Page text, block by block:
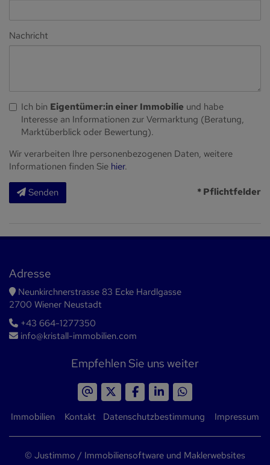
Nachricht
Ich bin Eigentümer:in einer Immobilie und habe
Interesse an Informationen zur Vermarktung (Beratung,
Marktüberblick oder Bewertung).
Wir verarbeiten Ihre personenbezogenen Daten, weitere
Informationen finden Sie hier.
Senden * Pflichtfelder
Adresse
Neunkirchnerstrasse 83 Ecke Hardlgasse
2700 Wiener Neustadt
+43 664-1277350
info@kristall-immobilien.com
Empfehlen Sie uns weiter
Immobilien Kontakt Datenschutzbestimmung Impressum
© Justimmo / Immobiliensoftware und Maklerwebsites